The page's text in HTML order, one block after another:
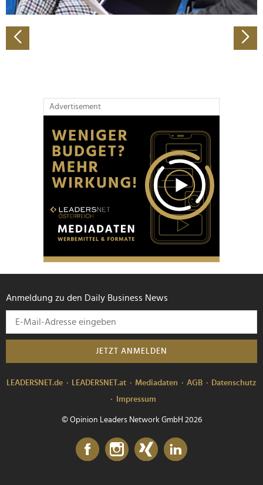
Verwendung unserer Website an unsere Partner für
Partner führen diese Informationen möglicherweise mit
weiteren Daten zusammen, die Sie ihnen bereitgestellt
Advertisement
Anmeldung zu den Daily Business News
JETZT ANMELDEN
LEADERSNET.de LEADERSNET.at Mediadaten AGB
Datenschutz
Impressum
© Opinion Leaders Network GmbH 2026